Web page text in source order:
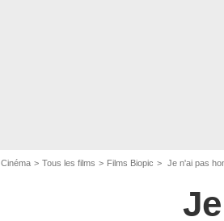
Cinéma Tous les films Films Biopic Je n'ai pas